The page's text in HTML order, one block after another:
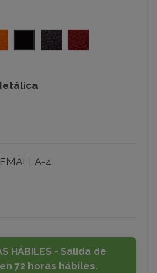
negro gris
4
HÁBILES - Salida de
72 horas hábiles.